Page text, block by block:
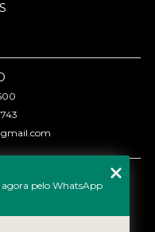
agora pelo WhatsApp